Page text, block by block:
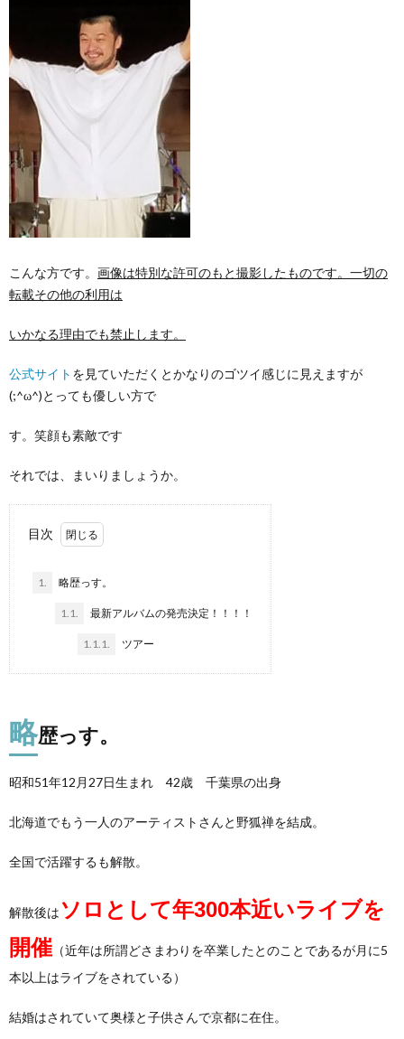
こんな方です。 画像は特別な許可のもと撮影したものです。一切の
転載その他の利用は
いかなる理由でも禁止します。
公式サイト を見ていただくとかなりのゴツイ感じに見えますが
(;^ω^)とっても優しい方で
す。笑顔も素敵です
それでは、まいりましょうか。
目次
1. 略歴っす。
1.1. 最新アルバムの発売決定！！！！
1.1.1. ツアー
略歴っす。
昭和51年12月27日生まれ 42歳 千葉県の出身
北海道でもう一人のアーティストさんと野狐禅を結成。
全国で活躍するも解散。
解散後はソロとして年300本近いライブを
開催 （近年は所謂どさまわりを卒業したとのことであるが月に5
本以上はライブをされている）
結婚はされていて奥様と子供さんで京都に在住。